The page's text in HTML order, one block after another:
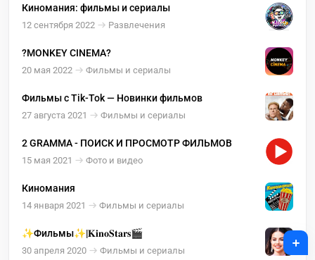
Киномания: фильмы и сериалы
12 сентября 2022 Развлечения
?MONKEY CINEMA?
20 мая 2022 Фильмы и сериалы
Фильмы с Tik-Tok — Новинки фильмов
27 августа 2021 Фильмы и сериалы
2 GRAMMA - ПОИСК И ПРОСМОТР ФИЛЬМОВ
15 мая 2021 Фото и видео
Киномания
14 января 2021 Фильмы и сериалы
✨Фильмы✨|𝐊𝐢𝐧𝐨𝐒𝐭𝐚𝐫𝐬🎬
30 апреля 2020 Фильмы и сериалы
+